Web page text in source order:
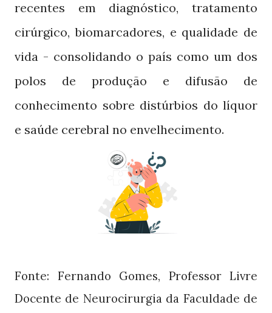
recentes em diagnóstico, tratamento
cirúrgico, biomarcadores, e qualidade de
vida - consolidando o país como um dos
polos de produção e difusão de
conhecimento sobre distúrbios do líquor
e saúde cerebral no envelhecimento.
Fonte: Fernando Gomes, Professor Livre
Docente de Neurocirurgia da Faculdade de